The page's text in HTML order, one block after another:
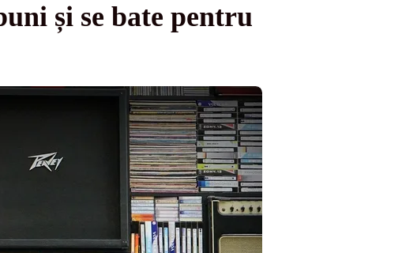
și se bate pentru